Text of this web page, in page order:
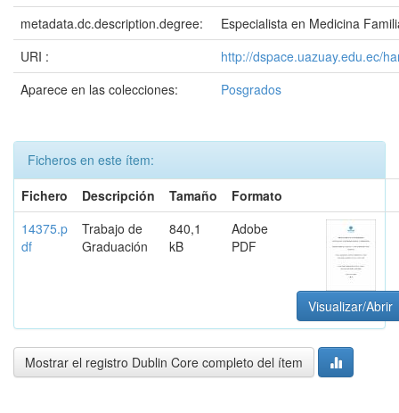
metadata.dc.description.degree:
Especialista en Medicina
URI :
http://dspace.uazuay.edu.ec/
Aparece en las colecciones:
Posgrados
Ficheros en este ítem:
Fichero
Descripción Tamaño
Formato
14375.p
df
Trabajo de
Graduación
840,1
kB
Adobe
PDF
Visualizar/Abrir
Mostrar el registro Dublin Core completo del ítem